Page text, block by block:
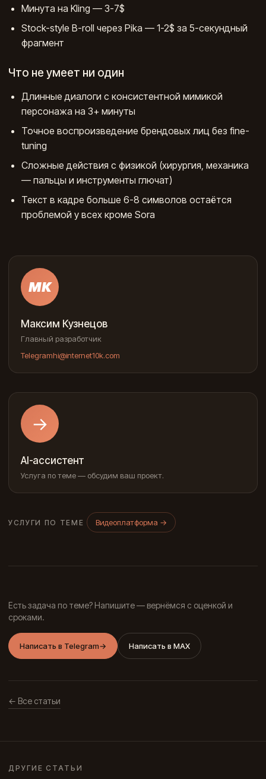
Минута на Kling — 3-7$
Stock-style B-roll через Pika — 1-2$ за 5-секундный
фрагмент
Что не умеет ни один
Длинные диалоги с консистентной мимикой
персонажа на 3+ минуты
Точное воспроизведение брендовых лиц без fine-
tuning
Сложные действия с физикой (хирургия, механика
— пальцы и инструменты глючат)
Текст в кадре больше 6-8 символов остаётся
проблемой у всех кроме Sora
МК
Максим Кузнецов
Главный разработчик
Telegramhi@internet10k.com
→
AI-ассистент
Услуга по теме — обсудим ваш проект.
УСЛУГИ ПО ТЕМЕ Видеоплатформа →
Есть задача по теме? Напишите — вернёмся с оценкой и
сроками.
Написать в Telegram→ Написать в MAX
← Все статьи
ДРУГИЕ СТАТЬИ